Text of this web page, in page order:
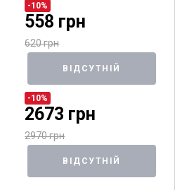
-10%
558 грн
620 грн
ВІДСУТНІЙ
-10%
2673 грн
2970 грн
ВІДСУТНІЙ